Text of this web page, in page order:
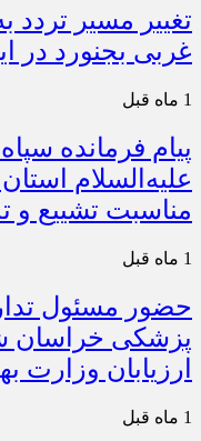
تغییر مسیر
غربی بجنورد در
1 ماه قبل
پیام فرمانده
علیه‌السلام
مناسبت تشییع و
1 ماه قبل
حضور مسئول
پزشکی خراسان
ارزیابان وزارت
1 ماه قبل